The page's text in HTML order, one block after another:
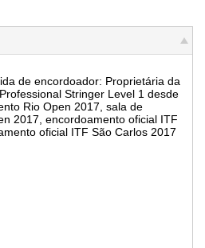
de encordoador: Proprietária da
Stringer Level 1 desde
Rio Open 2017, sala de
2017, encordoamento oficial ITF
oficial ITF São Carlos 2017